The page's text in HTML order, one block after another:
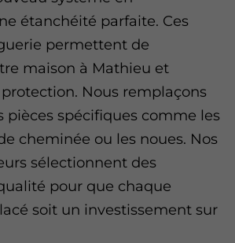
étanchéité parfaite. Ces
permettent de
maison à Mathieu et
Nous remplaçons
pièces spécifiques comme les
cheminée ou les noues. Nos
sélectionnent des
pour que chaque
soit un investissement sur